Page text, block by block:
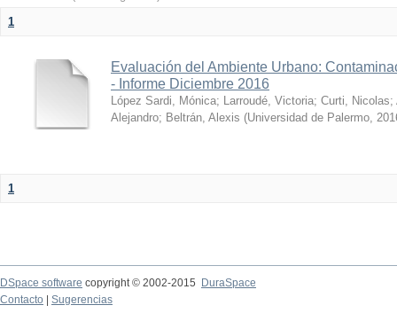
1
Evaluación del Ambiente Urbano:
- Informe Diciembre 2016
López Sardi, Mónica; Larroudé, Victoria; Curti, Nicolas;
Alejandro; Beltrán, Alexis (Universidad de Palermo,
1
DSpace software copyright © 2002-2015
DuraSpace
Contacto
Sugerencias